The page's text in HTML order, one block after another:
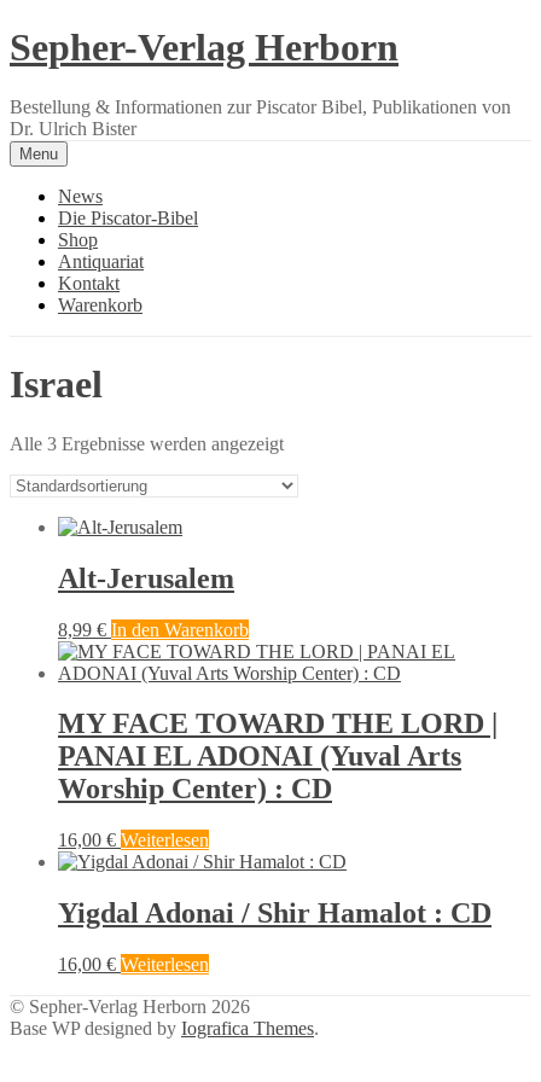
Skip
to
Sepher-Verlag Herborn
Bestellung & Informationen zur Piscator Bibel, Publikationen von
Dr. Ulrich Bister
Menu
News
Die Piscator-Bibel
Shop
Antiquariat
Kontakt
Warenkorb
Israel
Alle 3 Ergebnisse werden angezeigt
Alt-Jerusalem
8,99 € In den Warenkorb
MY FACE TOWARD THE LORD |
PANAI EL ADONAI (Yuval Arts
Worship Center) : CD
16,00 € Weiterlesen
Yigdal Adonai / Shir Hamalot : CD
16,00 € Weiterlesen
© Sepher-Verlag Herborn 2026
Base WP designed by Iografica Themes.